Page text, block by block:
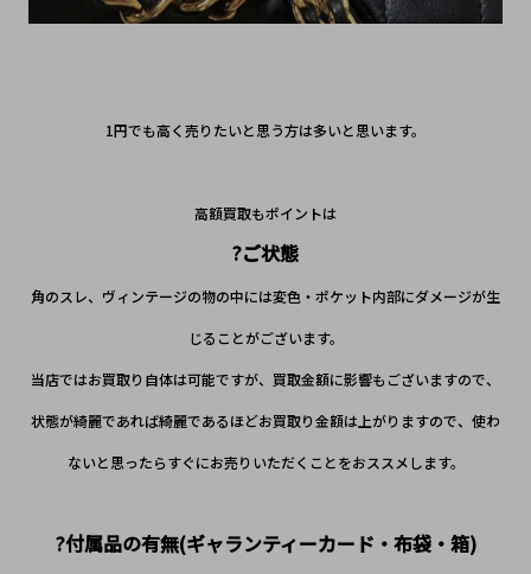
1円でも高く売りたいと思う方は多いと思います。
高額買取もポイントは
?ご状態
角のスレ、ヴィンテージの物の中には変色・ポケット内部にダメージが生
じることがございます。
当店ではお買取り自体は可能ですが、買取金額に影響もございますので、
状態が綺麗であれば綺麗であるほどお買取り金額は上がりますので、使わ
ないと思ったらすぐにお売りいただくことをおススメします。
?付属品の有無(ギャランティーカード・布袋・箱)